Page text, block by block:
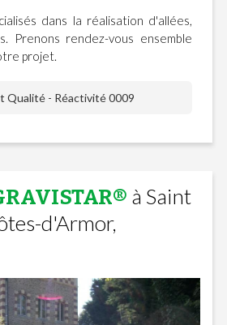
dans la réalisation d'allées,
Prenons rendez-vous ensemble
projet.
Qualité - Réactivité 0009
à Saint
d'Armor,